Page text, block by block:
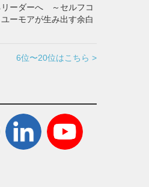
リーダーへ ～セルフコ
ーモアが生み出す余白
6位〜20位はこちら >